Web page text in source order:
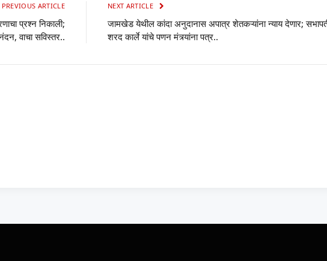
PREVIOUS ARTICLE
प्रश्न निकाली;
वाचा सविस्तर..
NEXT ARTICLE
जामखेड येथील कांदा अनुदानास अपात्र शेतकऱ्यांना न्याय देणार;
शरद कार्ले यांचे पणन मंत्र्यांना पत्र..